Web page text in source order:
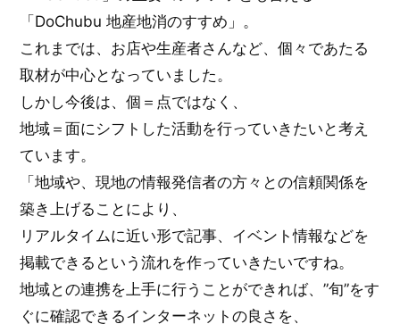
「DoChubu 地産地消のすすめ」。
これまでは、お店や生産者さんなど、個々であたる
取材が中心となっていました。
しかし今後は、個＝点ではなく、
地域＝面にシフトした活動を行っていきたいと考え
ています。
「地域や、現地の情報発信者の方々との信頼関係を
築き上げることにより、
リアルタイムに近い形で記事、イベント情報などを
掲載できるという流れを作っていきたいですね。
地域との連携を上手に行うことができれば、”旬”をす
ぐに確認できるインターネットの良さを、